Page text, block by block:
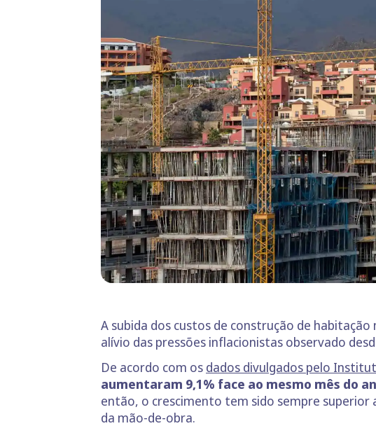
A subida dos custos de construção de
alívio das pressões inflacionistas observado
De acordo com os dados divulgados pelo
aumentaram 9,1% face ao mesmo mês do
então, o crescimento tem sido sempre
da mão-de-obra.